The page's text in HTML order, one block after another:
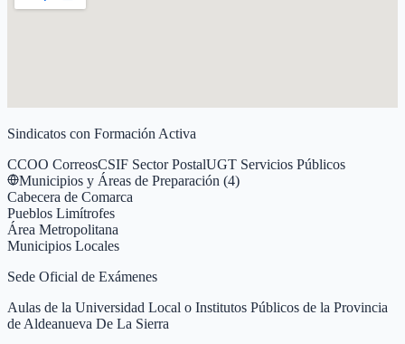
Sindicatos con Formación Activa
CCOO CorreosCSIF Sector PostalUGT Servicios Públicos
Municipios y Áreas de Preparación (4)
Cabecera de Comarca
Pueblos Limítrofes
Área Metropolitana
Municipios Locales
Sede Oficial de Exámenes
Aulas de la Universidad Local o Institutos Públicos de la Provincia
de Aldeanueva De La Sierra